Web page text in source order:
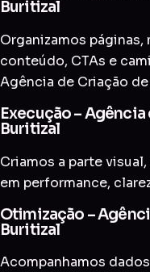
Buritizal
Organizamos páginas,
conteúdo, CTAs e
Agência de Criação
Execução –
Buritizal
Criamos a parte
em performance,
Otimização –
Buritizal
Acompanhamos